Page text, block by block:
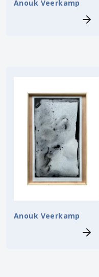
Anouk Veerkamp
Anouk Veerkamp